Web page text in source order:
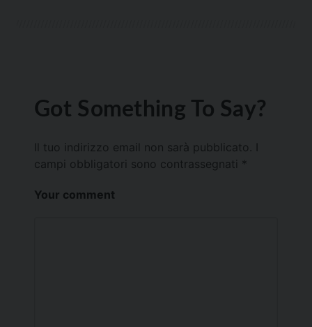
Got Something To Say?
Il tuo indirizzo email non sarà pubblicato.
campi obbligatori sono contrassegnati *
Your comment